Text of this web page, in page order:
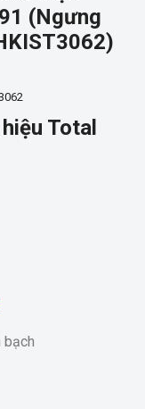
(Ngưng
Total
bạch